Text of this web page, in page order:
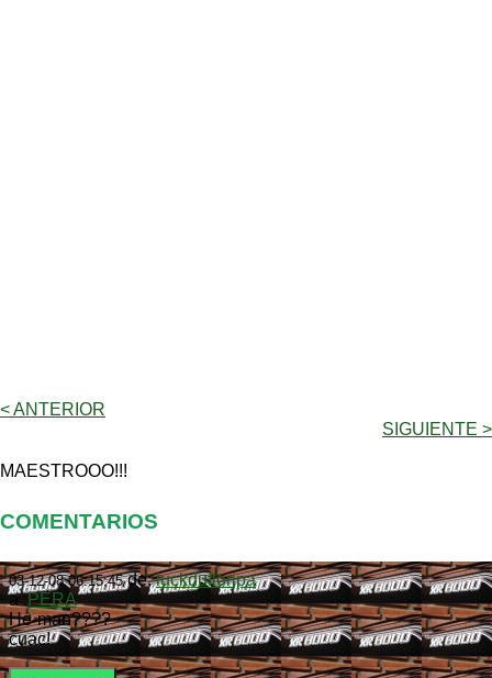
< ANTERIOR
SIGUIENTE >
MAESTROOO!!!
COMENTARIOS
03-12-08 06:15:45de:luckdufloripa
a :PERA
He-man????
cuac!